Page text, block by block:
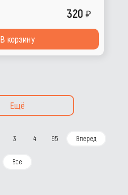
320
В корзину
Ещё
3 4 95 Вперед
Все